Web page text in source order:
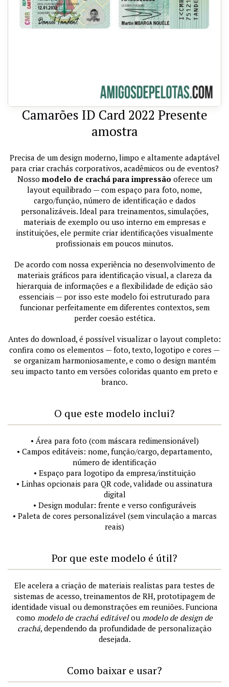
Camarões ID Card 2022 Presente
amostra
Precisa de um design moderno, limpo e altamente adaptável
para criar crachás corporativos, acadêmicos ou de eventos?
Nosso modelo de crachá para impressão oferece um
layout equilibrado — com espaço para foto, nome,
cargo/função, número de identificação e dados
personalizáveis. Ideal para treinamentos, simulações,
materiais de exemplo ou uso interno em empresas e
instituições, ele permite criar identificações visualmente
profissionais em poucos minutos.
De acordo com nossa experiência no desenvolvimento de
materiais gráficos para identificação visual, a clareza da
hierarquia de informações e a flexibilidade de edição são
essenciais — por isso este modelo foi estruturado para
funcionar perfeitamente em diferentes contextos, sem
perder coesão estética.
Antes do download, é possível visualizar o layout completo:
confira como os elementos — foto, texto, logotipo e cores —
se organizam harmoniosamente, e como o design mantém
seu impacto tanto em versões coloridas quanto em preto e
branco.
O que este modelo inclui?
• Área para foto (com máscara redimensionável)
• Campos editáveis: nome, função/cargo, departamento,
número de identificação
• Espaço para logotipo da empresa/instituição
• Linhas opcionais para QR code, validade ou assinatura
digital
• Design modular: frente e verso configuráveis
• Paleta de cores personalizável (sem vinculação a marcas
reais)
Por que este modelo é útil?
Ele acelera a criação de materiais realistas para testes de
sistemas de acesso, treinamentos de RH, prototipagem de
identidade visual ou demonstrações em reuniões. Funciona
como modelo de crachá editávelou modelo de design de
crachá, dependendo da profundidade de personalização
desejada.
Como baixar e usar?